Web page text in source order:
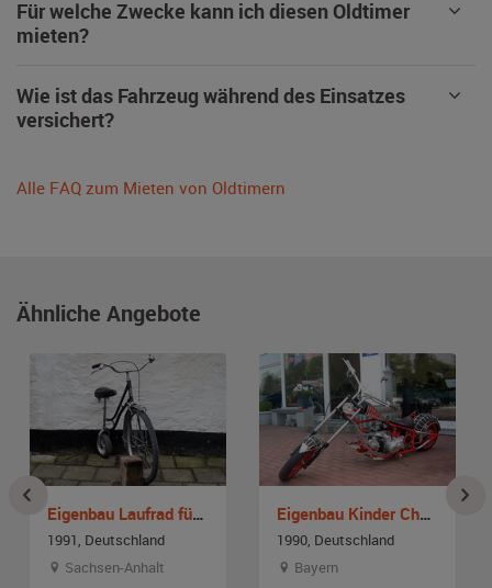
Für welche Zwecke kann ich diesen Oldtimer
mieten?
Wie ist das Fahrzeug während des Einsatzes
versichert?
Alle FAQ zum Mieten von Oldtimern
Ähnliche Angebote
Eigenbau Laufrad für Erwachsende
1991, Deutschland
Sachsen-Anhalt
Eigenbau Kinder Chopper
1990, Deutschland
Bayern